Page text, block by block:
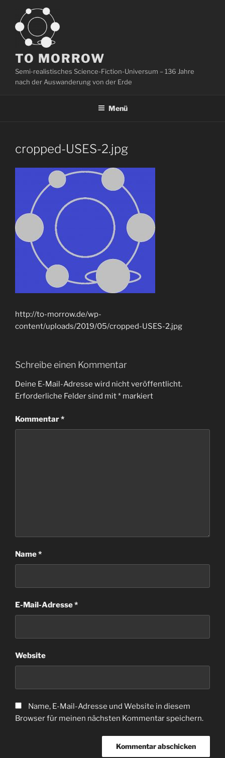
springen
TO MORROW
Semi-realistisches Science-Fiction-Universum – 136 Jahre
nach der Auswanderung von der Erde
Menü
cropped-USES-2.jpg
http://to-morrow.de/wp-
content/uploads/2019/05/cropped-USES-2.jpg
Schreibe einen Kommentar
Deine E-Mail-Adresse wird nicht veröffentlicht.
Erforderliche Felder sind mit* markiert
Kommentar*
Name*
E-Mail-Adresse*
Website
Name, E-Mail-Adresse und Website in diesem
Browser für meinen nächsten Kommentar speichern.